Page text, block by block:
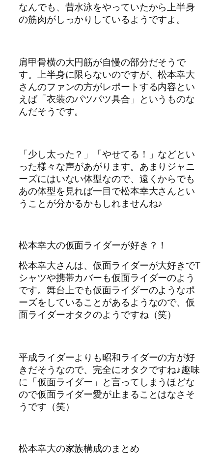
なんでも、昔水泳をやっていたから上半身
の筋肉がしっかりしているようですよ。
肩甲骨横の大円筋が自慢の部分だそうで
す。上半身に限らないのですが、松本幸大
さんのファンの方がレポートする内容とい
えば「衣装のパツパツ具合」というものな
んだそうです。
「少し太った？」「やせてる！」などとい
った様々な声があがります。あまりジャニ
ーズにはいない体型なので、遠くからでも
あの体型を見れば一目で松本幸大さんとい
うことが分かるかもしれませんね♪
松本幸大の仮面ライダーが好き？！
松本幸大さんは、仮面ライダーが大好きでT
シャツや携帯カバーも仮面ライダーのよう
です。舞台上でも仮面ライダーのようなポ
ーズをしていることがあるようなので、仮
面ライダーオタクのようですね（笑）
平成ライダーよりも昭和ライダーの方が好
きだそうなので、完全にオタクですね♪趣味
に「仮面ライダー」と言ってしまうほどな
ので仮面ライダー愛が止まることはなさそ
うです（笑）
松本幸大の家族構成のまとめ